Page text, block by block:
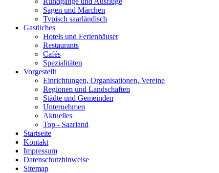
Sagen und Märchen
Typisch saarländisch
Gastliches
Hotels und Ferienhäuser
Restaurants
Cafés
Spezialitäten
Vorgestellt
Einrichtungen, Organisationen, Vereine
Regionen und Landschaften
Städte und Gemeinden
Unternehmen
Aktuelles
Top - Saarland
Startseite
Kontakt
Impressum
Datenschutzhinweise
Sitemap